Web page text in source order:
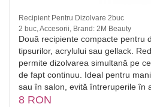
Recipient Pentru Dizolvare 2buc
2 buc, Accesorii, Brand: 2M Beauty
Două recipiente compacte pentru
tipsurilor, acrylului sau gellack.
permite dizolvarea simultană pe
de fapt continuu. Ideal pentru
sau în salon, evită întreruperile în
8 RON